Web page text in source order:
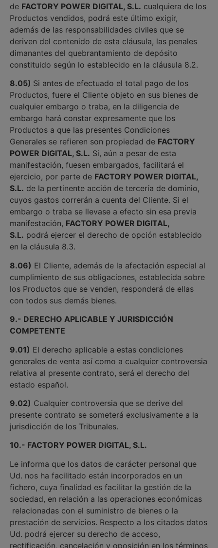
de FACTORY POWER DIGITAL, S.L. cualquiera de los
Productos vendidos, podrá este último exigir,
además de las responsabilidades civiles que se
deriven del contenido de esta cláusula, las penales
dimanantes del quebrantamiento de depósito
constituido según lo establecido en la cláusula 8.2.
8.05) Si antes de efectuado el total pago de los
Productos, fuere el Cliente objeto en sus bienes de
cualquier embargo o traba, en la diligencia de
embargo hará constar expresamente que los
Productos a que las presentes Condiciones
Generales se refieren son propiedad de FACTORY
POWER DIGITAL, S.L. Si, aún a pesar de esta
manifestación, fuesen embargados, facilitará el
ejercicio, por parte de FACTORY POWER DIGITAL,
S.L. de la pertinente acción de tercería de dominio,
cuyos gastos correrán a cuenta del Cliente. Si el
embargo o traba se llevase a efecto sin esa previa
manifestación, FACTORY POWER DIGITAL,
S.L. podrá ejercer el derecho de opción establecido
en la cláusula 8.3.
8.06) El Cliente, además de la afectación especial al
cumplimiento de sus obligaciones, establecida sobre
los Productos que se venden, responderá de ellas
con todos sus demás bienes.
9.- DERECHO APLICABLE Y JURISDICCIÓN
COMPETENTE
9.01) El derecho aplicable a estas condiciones
generales de venta así como a cualquier controversia
relativa al presente contrato, será el derecho del
estado español.
9.02) Cualquier controversia que se derive del
presente contrato se someterá exclusivamente a la
jurisdicción de los Tribunales.
10.- FACTORY POWER DIGITAL, S.L.
Le informa que los datos de carácter personal que
Ud. nos ha facilitado están incorporados en un
fichero, cuya finalidad es facilitar la gestión de la
sociedad, en relación a las operaciones económicas
relacionadas con el suministro de bienes o la
prestación de servicios. Respecto a los citados datos
Ud. podrá ejercer su derecho de acceso,
rectificación, cancelación y oposición en los términos